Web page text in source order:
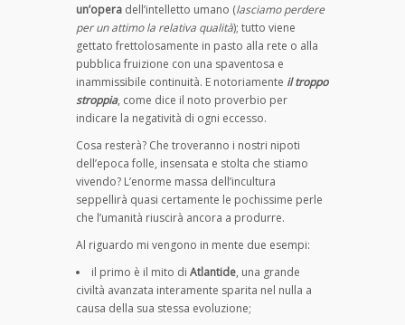
un’opera dell’intelletto umano (lasciamo perdere
per un attimo la relativa qualità); tutto viene
gettato frettolosamente in pasto alla rete o alla
pubblica fruizione con una spaventosa e
inammissibile continuità. E notoriamente il troppo
stroppia, come dice il noto proverbio per
indicare la negatività di ogni eccesso.
Cosa resterà? Che troveranno i nostri nipoti
dell’epoca folle, insensata e stolta che stiamo
vivendo? L’enorme massa dell’incultura
seppellirà quasi certamente le pochissime perle
che l’umanità riuscirà ancora a produrre.
Al riguardo mi vengono in mente due esempi:
il primo è il mito di Atlantide, una grande
civiltà avanzata interamente sparita nel nulla a
causa della sua stessa evoluzione;